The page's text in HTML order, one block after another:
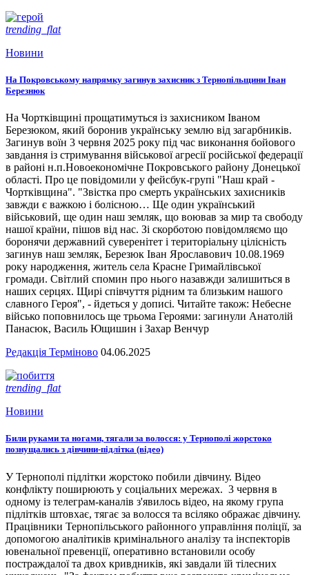
trending_flat
Новини
На Покровському напрямку загинув захисник з Тернопільщини Іван
Березнюк
На Чортківщині прощатимуться із захисником Іваном
Березюком, який боронив українську землю від загарбників.
Загинув воїн 3 червня 2025 року під час виконання бойового
завдання із стримування військової агресії російської федерації
в районі н.п.Новоекономічне Покровського району Донецької
області. Про це повідомили у фейсбук-групі "Наш край -
Чортківщина". "Звістка про смерть українських захисників
завжди є важкою і болісною… Ще один український
військовий, ще один наш земляк, що воював за мир та свободу
нашої країни, пішов від нас. Зі скорботою повідомляємо що
боронячи державний суверенітет і територіальну цілісність
загинув наш земляк, Березюк Іван Ярославович 10.08.1969
року народження, житель села Красне Гримайлівської
громади. Світлий спомин про нього назавжди залишиться в
наших серцях. Щирі співчуття рідним та близьким нашого
славного Героя", - йдеться у дописі. Читайте також: Небесне
військо поповнилось ще трьома Героями: загинули Анатолій
Панасюк, Василь Ющишин і Захар Венчур
Редакція Терміново 04.06.2025
trending_flat
Новини
Били руками та ногами, тягали за волосся: у Тернополі жорстоко
познущались з дівчини-підлітка (відео)
У Тернополі підлітки жорстоко побили дівчину. Відео
конфлікту поширюють у соціальних мережах. 3 червня в
одному із телеграм-каналів з'явилось відео, на якому група
підлітків штовхає, тягає за волосся та всіляко ображає дівчину.
Працівники Тернопільського районного управління поліції, за
допомогою аналітиків кримінального аналізу та інспекторів
ювенальної превенції, оперативно встановили особу
постраждалої та двох кривдників, які завдали їй тілесних